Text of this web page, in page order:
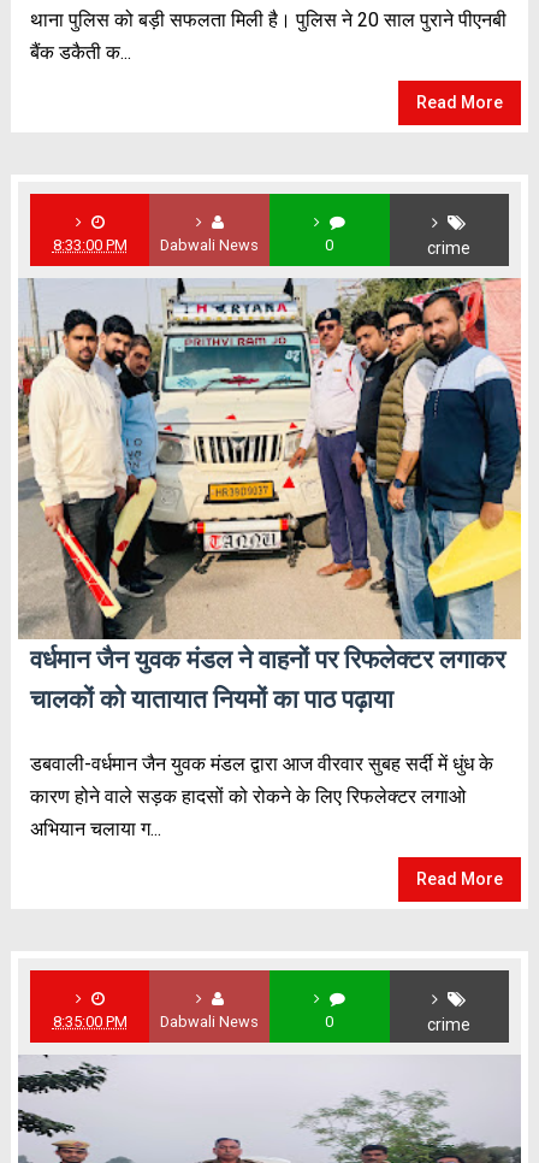
थाना पुलिस को बड़ी सफलता मिली है। पुलिस ने 20 साल पुराने पीएनबी
बैंक डकैती क...
Read More
8:33:00 PM Dabwali News 0 crime
वर्धमान जैन युवक मंडल ने वाहनों पर रिफलेक्टर लगाकर
चालकों को यातायात नियमों का पाठ पढ़ाया
डबवाली-वर्धमान जैन युवक मंडल द्वारा आज वीरवार सुबह सर्दी में धुंध के
कारण होने वाले सड़क हादसों को रोकने के लिए रिफलेक्टर लगाओ
अभियान चलाया ग...
Read More
8:35:00 PM Dabwali News 0 crime